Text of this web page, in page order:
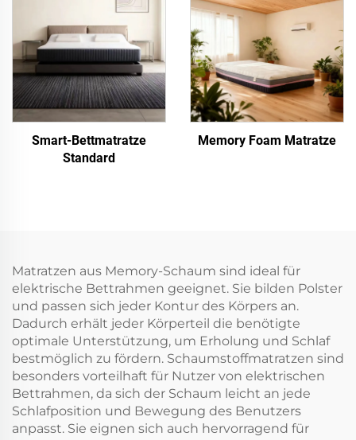
Smart-Bettmatratze
Standard
Memory Foam Matratze
Matratzen aus Memory-Schaum sind ideal für
elektrische Bettrahmen geeignet. Sie bilden Polster
und passen sich jeder Kontur des Körpers an.
Dadurch erhält jeder Körperteil die benötigte
optimale Unterstützung, um Erholung und Schlaf
bestmöglich zu fördern. Schaumstoffmatratzen sind
besonders vorteilhaft für Nutzer von elektrischen
Bettrahmen, da sich der Schaum leicht an jede
Schlafposition und Bewegung des Benutzers
anpasst. Sie eignen sich auch hervorragend für